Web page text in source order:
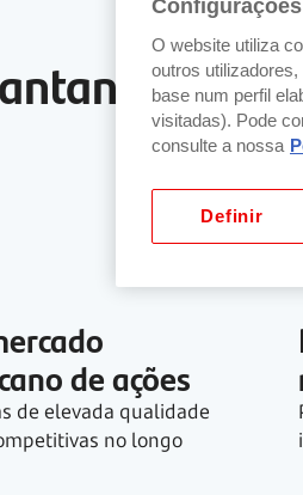
US
de ações
de elevada qualidade
no longo
O website utiliza
outros
base num perfil
visitadas). Pode
consulte a nossa
Definir